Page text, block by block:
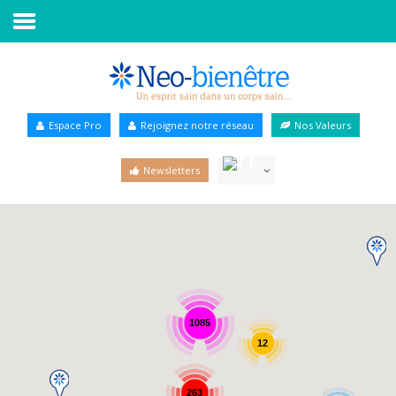
Annuaire Bien-être
Espace Pro Rejoignez notre réseau Nos Valeurs
Newsletters
1085
263
12